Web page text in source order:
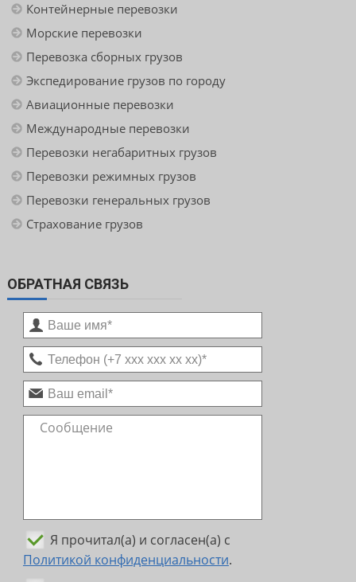
Контейнерные перевозки
Морские перевозки
Перевозка сборных грузов
Экспедирование грузов по городу
Авиационные перевозки
Международные перевозки
Перевозки негабаритных грузов
Перевозки режимных грузов
Перевозки генеральных грузов
Страхование грузов
ОБРАТНАЯ СВЯЗЬ
Я прочитал(а) и согласен(а) с
Политикой конфиденциальности.